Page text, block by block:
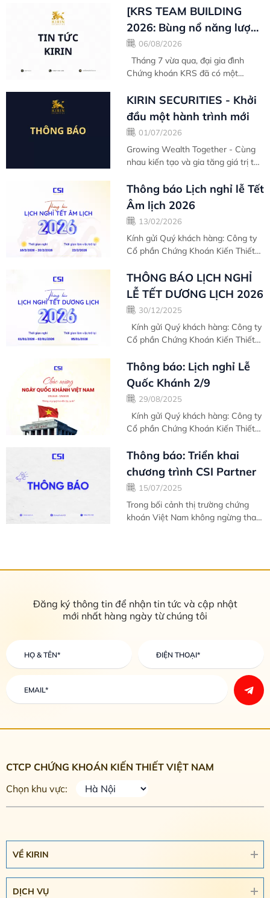
[KRS TEAM BUILDING
2026: Bùng nổ năng lượng
- Bức phá thành công
06/08/2026
Chứng khoán KRS đã có một
đầy cảm xúc! Không chỉ là những
giây phút thư giãn sau...
KIRIN SECURITIES - Khởi
đầu một hành trình mới
01/07/2026
Growing Wealth Together - Cùng
nhau kiến tạo và gia tăng giá trị tài
phát triển dưới thương hiệu Chứng
khoán Kiến...
Thông báo Lịch nghỉ lễ Tết
Âm lịch 2026
13/02/2026
Kính gửi Quý khách hàng: Công ty
Cổ phần Chứng Khoán Kiến Thiết
báo đến Quý khách Lịch nghỉ lễ Tết
Âm lịch...
THÔNG BÁO LỊCH NGHỈ
LỄ TẾT DƯƠNG LỊCH 2026
30/12/2025
Cổ phần Chứng Khoán Kiến Thiết
báo đến Quý khách Lịch nghỉ lễ
Tết...
Thông báo: Lịch nghỉ Lễ
Quốc Khánh 2/9
29/08/2025
Cổ phần Chứng Khoán Kiến Thiết
Thông báo: Triển khai
chương trình CSI Partner
15/07/2025
Trong bối cảnh thị trường chứng
khoán Việt Nam không ngừng thay
Đăng ký thông tin để nhận tin tức và cập nhật
mới nhất hàng ngày từ chúng tôi
CTCP CHỨNG KHOÁN KIẾN THIẾT VIỆT NAM
Chọn khu vực:
VỀ KIRIN
DỊCH VỤ